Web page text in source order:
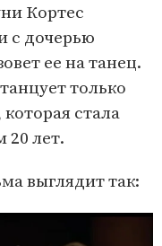
Кортес
с дочерью
ее на танец.
только
стала
20 лет.
выглядит так: